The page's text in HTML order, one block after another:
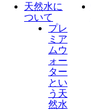
天然水に
ついて
プレ
ミア
ムウ
ォー
ター
とい
う天
然水